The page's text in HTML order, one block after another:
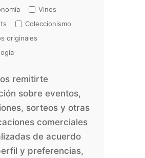
Vinos
Coleccionismo
originales
remitirte
sobre eventos,
sorteos y otras
comerciales
de acuerdo
y preferencias,